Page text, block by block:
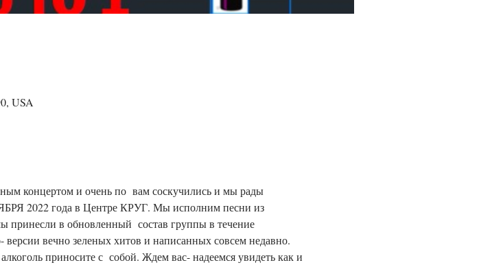
USA
концертом и очень по  вам соскучились и мы рады
2022 года в Центре КРУГ. Мы исполним песни из
принесли в обновленный  состав группы в течение
версии вечно зеленых хитов и написанных совсем недавно.
приносите с  собой. Ждем вас- надеемся увидеть как и